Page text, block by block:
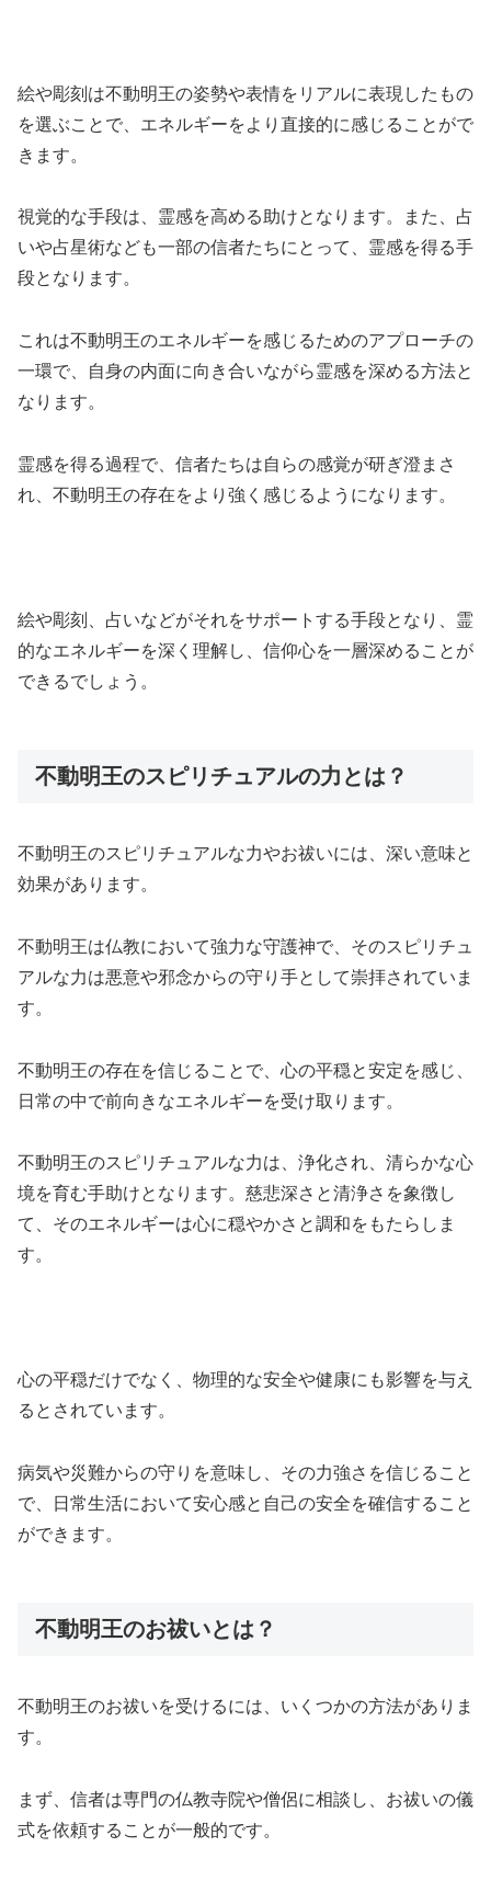
絵や彫刻は不動明王の姿勢や表情をリアルに表現したもの
を選ぶことで、エネルギーをより直接的に感じることがで
きます。
視覚的な手段は、霊感を高める助けとなります。また、占
いや占星術なども一部の信者たちにとって、霊感を得る手
段となります。
これは不動明王のエネルギーを感じるためのアプローチの
一環で、自身の内面に向き合いながら霊感を深める方法と
なります。
霊感を得る過程で、信者たちは自らの感覚が研ぎ澄まさ
れ、不動明王の存在をより強く感じるようになります。
絵や彫刻、占いなどがそれをサポートする手段となり、霊
的なエネルギーを深く理解し、信仰心を一層深めることが
できるでしょう。
不動明王のスピリチュアルの力とは？
不動明王のスピリチュアルな力やお祓いには、深い意味と
効果があります。
不動明王は仏教において強力な守護神で、そのスピリチュ
アルな力は悪意や邪念からの守り手として崇拝されていま
す。
不動明王の存在を信じることで、心の平穏と安定を感じ、
日常の中で前向きなエネルギーを受け取ります。
不動明王のスピリチュアルな力は、浄化され、清らかな心
境を育む手助けとなります。慈悲深さと清浄さを象徴し
て、そのエネルギーは心に穏やかさと調和をもたらしま
す。
心の平穏だけでなく、物理的な安全や健康にも影響を与え
るとされています。
病気や災難からの守りを意味し、その力強さを信じること
で、日常生活において安心感と自己の安全を確信すること
ができます。
不動明王のお祓いとは？
不動明王のお祓いを受けるには、いくつかの方法がありま
す。
まず、信者は専門の仏教寺院や僧侶に相談し、お祓いの儀
式を依頼することが一般的です。